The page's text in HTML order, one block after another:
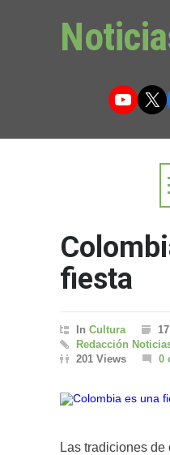
X
fiesta
In Cultura
Redacción
201 Views
0
Las tradiciones